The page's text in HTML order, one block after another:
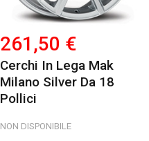
261,50 €
Cerchi In Lega Mak
Milano Silver Da 18
Pollici
NON DISPONIBILE